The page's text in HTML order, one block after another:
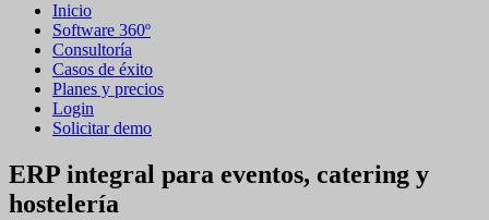
Inicio
Software 360º
Consultoría
Casos de éxito
Planes y precios
Login
Solicitar demo
ERP integral para eventos, catering y
hostelería